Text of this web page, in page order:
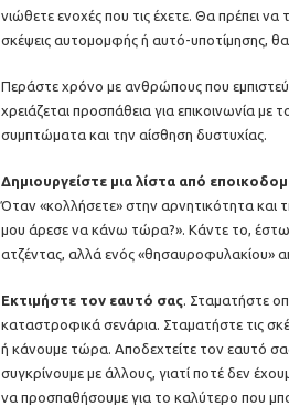
νιώθετε ενοχές που τις έχετε. Θα πρέπει
σκέψεις αυτομομφής ή αυτό-υποτίμησης,
Περάστε χρόνο µε ανθρώπους που
χρειάζεται προσπάθεια για επικοινωνία με
συμπτώματα και την αίσθηση δυστυχίας.
Δημιουργείστε μια λίστα από
Όταν «κολλήσετε» στην αρνητικότητα και
μου άρεσε να κάνω τώρα?». Κάντε το, έστω
ατζέντας, αλλά ενός «θησαυροφυλακίου»
Εκτιμήστε τον εαυτό σας. Σταματήστε
καταστροφικά σενάρια. Σταματήστε τις
ή κάνουμε τώρα. Αποδεχτείτε τον εαυτό
συγκρίνουμε με άλλους, γιατί ποτέ δεν
να προσπαθήσουμε για το καλύτερο που